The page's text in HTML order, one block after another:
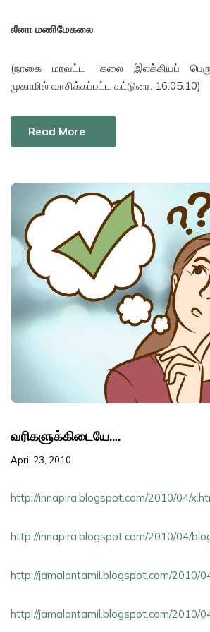
லீனா மணிமேகலை
(நாகை மாவட்ட “கலை இலக்கியப்
முகாமில் வாசிக்கப்பட்ட கட்டுரை. 16.05.10)
Read More
வரிகளுக்கிடையே….
April 23, 2010
http://innapira.blogspot.com/2010/04/
http://innapira.blogspot.com/2010/04/
http://jamalantamil.blogspot.com/2010/
http://jamalantamil.blogspot.com/2010/